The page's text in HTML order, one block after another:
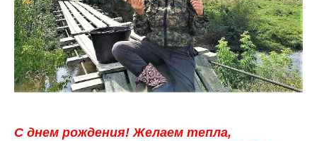
С днем рождения! Желаем тепла,